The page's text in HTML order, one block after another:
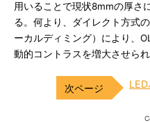
用いることで現状8mmの厚さ
る。何より、ダイレクト方式
ーカルディミング）により、
動的コントラスを増大させられ